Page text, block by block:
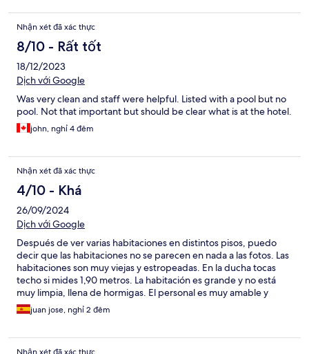
clean and refreshing. We would definitely recommend staying
here.
Nhận xét đã xác thực
8/10 - Rất tốt
18/12/2023
Dịch với Google
Was very clean and staff were helpful. Listed with a pool but no
pool. Not that important but should be clear what is at the hotel.
john, nghỉ 4 đêm
Nhận xét đã xác thực
4/10 - Khá
26/09/2024
Dịch với Google
Después de ver varias habitaciones en distintos pisos, puedo
decir que las habitaciones no se parecen en nada a las fotos. Las
habitaciones son muy viejas y estropeadas. En la ducha tocas
techo si mides 1,90 metros. La habitación es grande y no está
muy limpia, llena de hormigas. El personal es muy amable y
servicial, el almuerzo está muy bien. La ubicación no es buena
para el turista, es zona nocturna llena de bares y locales de
muestren unas fotos y luego no se parezca en nada.
juan jose, nghỉ 2 đêm